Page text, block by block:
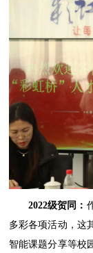
2022级贺同：
多彩各项活动，这
智能课题分享等校